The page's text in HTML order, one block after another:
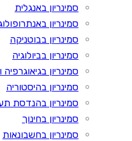
סמינריון באנגלית
סמינריון
סמינריון בבוטניקה
סמינריון בביולוגיה
סמינריון
סמינריון בהיסטוריה
סמינריון בהנדסת
סמינריון בחינוך
סמינריון בחשבונאות